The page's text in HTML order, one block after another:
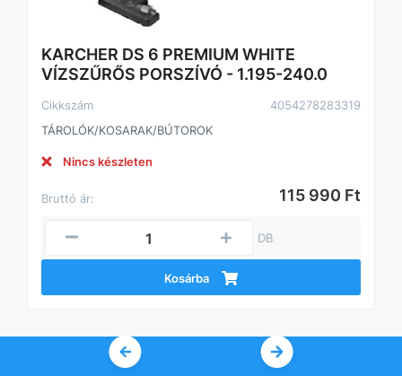
KARCHER DS 6 PREMIUM WHITE
VÍZSZŰRŐS PORSZÍVÓ - 1.195-240.0
Cikkszám
4054278283319
TÁROLÓK/KOSARAK/BÚTOROK
Nincs készleten
Bruttó ár: 115 990 Ft
DB
Kosárba